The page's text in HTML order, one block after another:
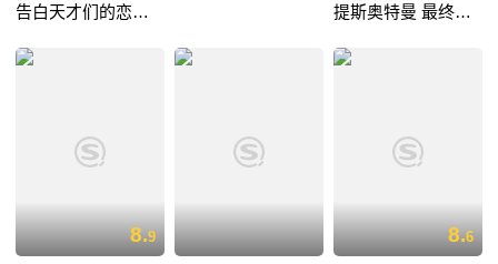
告白天才们的恋爱
提斯奥特曼 最终决
8.9 8.6